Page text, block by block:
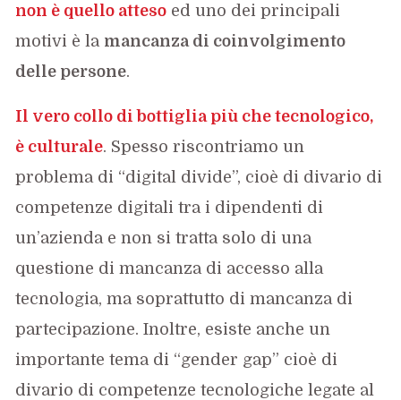
non è quello atteso ed uno dei principali
motivi è la mancanza di coinvolgimento
delle persone.
Il vero collo di bottiglia più che tecnologico,
è culturale. Spesso riscontriamo un
problema di “digital divide”, cioè di divario di
competenze digitali tra i dipendenti di
un’azienda e non si tratta solo di una
questione di mancanza di accesso alla
tecnologia, ma soprattutto di mancanza di
partecipazione. Inoltre, esiste anche un
importante tema di “gender gap” cioè di
divario di competenze tecnologiche legate al